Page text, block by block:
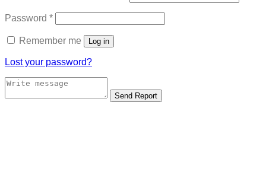
Password *Required
Remember me Log in
Lost your password?